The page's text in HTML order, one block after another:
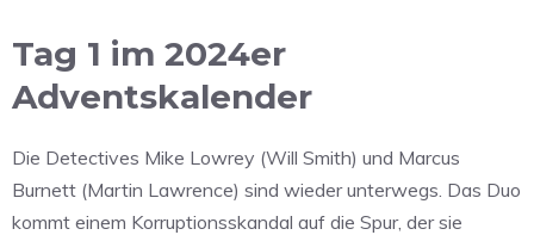
Tag 1 im 2024er
Adventskalender
Die Detectives Mike Lowrey (Will Smith) und Marcus
Burnett (Martin Lawrence) sind wieder unterwegs. Das Duo
kommt einem Korruptionsskandal auf die Spur, der sie